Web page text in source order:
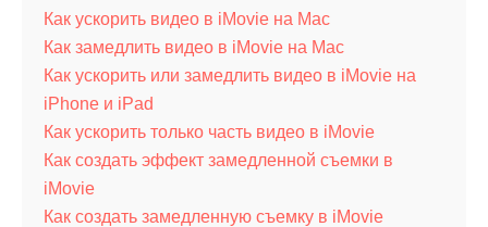
Как ускорить видео в iMovie на Mac
Как замедлить видео в iMovie на Mac
Как ускорить или замедлить видео в iMovie на
iPhone и iPad
Как ускорить только часть видео в iMovie
Как создать эффект замедленной съемки в
iMovie
Как создать замедленную съемку в iMovie